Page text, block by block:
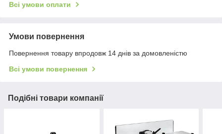
Всі умови оплати
Умови повернення
Повернення товару впродовж 14 днів за домовленістю
Всі умови повернення
Подібні товари компанії